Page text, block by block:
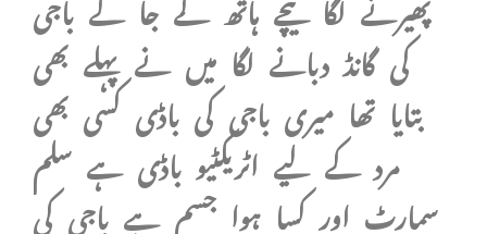
کی گانڈ دبانے لگا میں نے پہلے بھی
بتایا تھا میری باجی کی باڈی کسی بھی
مرد کے لیے اٹریکٹیو باڈی ہے سلم
سمارٹ اور کسا ہوا جسم ہے باجی کی